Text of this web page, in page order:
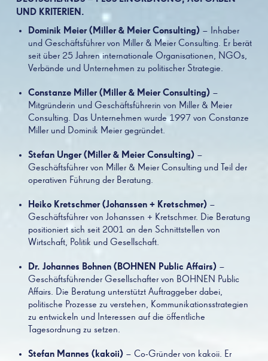
UND KRITERIEN.
Dominik Meier (Miller & Meier Consulting) – Inhaber
und Geschäftsführer von Miller & Meier Consulting. Er berät
seit über 25 Jahren internationale Organisationen, NGOs,
Verbände und Unternehmen zu politischer Strategie.
Constanze Miller (Miller & Meier Consulting) –
Mitgründerin und Geschäftsführerin von Miller & Meier
Consulting. Das Unternehmen wurde 1997 von Constanze
Miller und Dominik Meier gegründet.
Stefan Unger (Miller & Meier Consulting) –
Geschäftsführer von Miller & Meier Consulting und Teil der
operativen Führung der Beratung.
Heiko Kretschmer (Johanssen + Kretschmer) –
Geschäftsführer von Johanssen + Kretschmer. Die Beratung
positioniert sich seit 2001 an den Schnittstellen von
Wirtschaft, Politik und Gesellschaft.
Dr. Johannes Bohnen (BOHNEN Public Affairs) –
Geschäftsführender Gesellschafter von BOHNEN Public
Affairs. Die Beratung unterstützt Auftraggeber dabei,
politische Prozesse zu verstehen, Kommunikationsstrategien
zu entwickeln und Interessen auf die öffentliche
Tagesordnung zu setzen.
Stefan Mannes (kakoii) – Co-Gründer von kakoii. Er